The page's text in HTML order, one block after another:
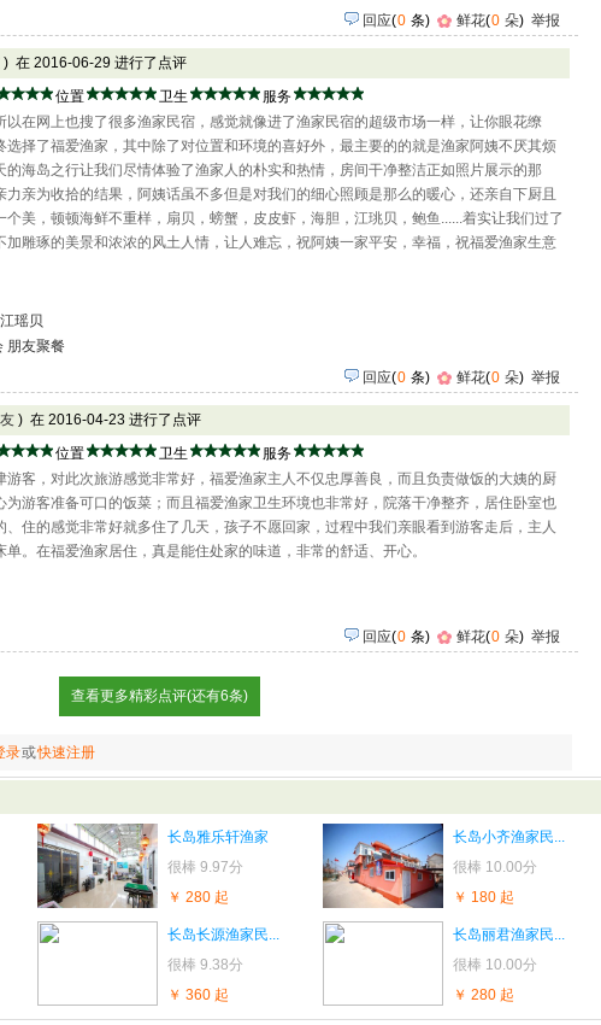
回应(0 条) 鲜花(0 朵) 举报
) 在 2016-06-29 进行了点评
位置 卫生
服务
以在网上也搜了很多渔家民宿，感觉就像进了渔家民宿的超级市场一样，让你眼花缭
选择了福爱渔家，其中除了对位置和环境的喜好外，最主要的的就是渔家阿姨不厌其烦
的海岛之行让我们尽情体验了渔家人的朴实和热情，房间干净整洁正如照片展示的那
亲为收拾的结果，阿姨话虽不多但是对我们的细心照顾是那么的暖心，还亲自下厨且
美，顿顿海鲜不重样，扇贝，螃蟹，皮皮虾，海胆，江珧贝，鲍鱼......着实让我们过了
加雕琢的美景和浓浓的风土人情，让人难忘，祝阿姨一家平安，幸福，祝福爱渔家生意
江瑶贝
朋友聚餐
回应(0 条) 鲜花(0 朵) 举报
) 在 2016-04-23 进行了点评
位置 卫生
服务
游客，对此次旅游感觉非常好，福爱渔家主人不仅忠厚善良，而且负责做饭的大姨的厨
为游客准备可口的饭菜；而且福爱渔家卫生环境也非常好，院落干净整齐，居住卧室也
住的感觉非常好就多住了几天，孩子不愿回家，过程中我们亲眼看到游客走后，主人
。在福爱渔家居住，真是能住处家的味道，非常的舒适、开心。
回应(0 条) 鲜花(0 朵) 举报
查看更多精彩点评(还有6条)
录或快速注册
长岛雅乐轩渔家
很棒 9.97分
￥ 280 起
长岛小齐渔家民...
很棒 10.00分
￥ 180 起
长岛长源渔家民...
很棒 9.38分
￥ 360 起
长岛丽君渔家民...
很棒 10.00分
￥ 280 起